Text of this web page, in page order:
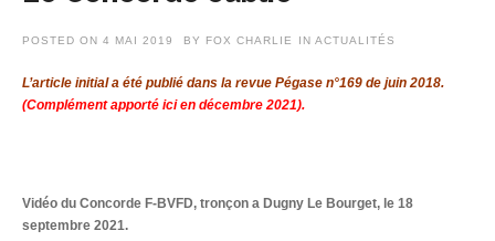
POSTED ON 4 MAI 2019 BY FOX CHARLIE IN ACTUALITÉS
L’article initial a été publié dans la revue Pégase n°169 de juin 2018.
(Complément apporté ici en décembre 2021).
Vidéo du Concorde F-BVFD, tronçon a Dugny Le Bourget, le 18
septembre 2021.